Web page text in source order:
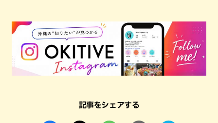
記事をシェアする